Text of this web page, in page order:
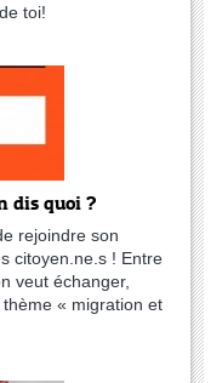
toi!
dis quoi ?
rejoindre son
citoyen.ne.s ! Entre
veut échanger,
thème « migration et